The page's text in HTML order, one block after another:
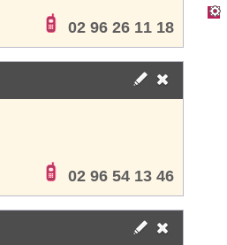
02 96 26 11 18
02 96 54 13 46